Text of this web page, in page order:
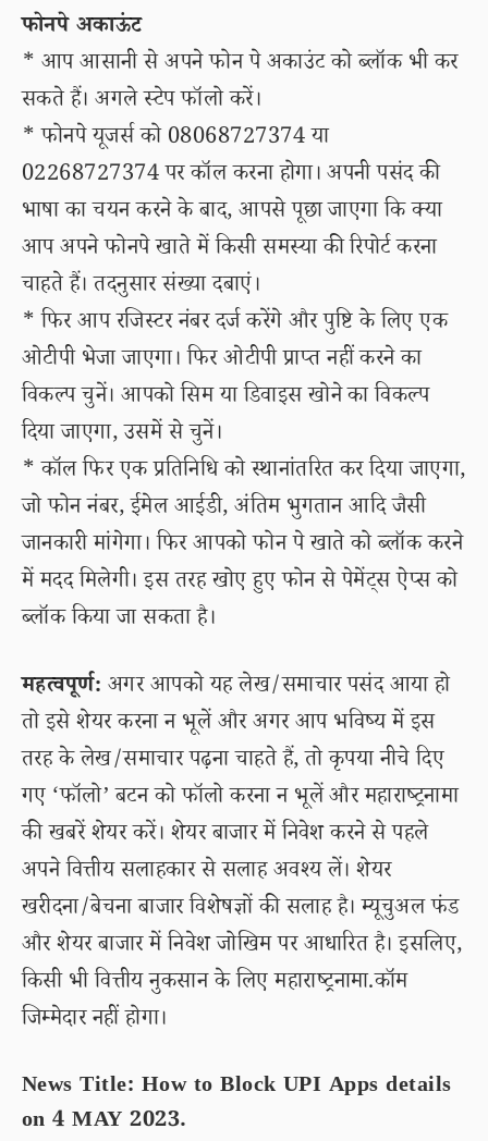
फोनपे अकाऊंट
* आप आसानी से अपने फोन पे अकाउंट को ब्लॉक भी कर
सकते हैं। अगले स्टेप फॉलो करें।
* फोनपे यूजर्स को 08068727374 या
02268727374 पर कॉल करना होगा। अपनी पसंद की
भाषा का चयन करने के बाद, आपसे पूछा जाएगा कि क्या
आप अपने फोनपे खाते में किसी समस्या की रिपोर्ट करना
चाहते हैं। तदनुसार संख्या दबाएं।
* फिर आप रजिस्टर नंबर दर्ज करेंगे और पुष्टि के लिए एक
ओटीपी भेजा जाएगा। फिर ओटीपी प्राप्त नहीं करने का
विकल्प चुनें। आपको सिम या डिवाइस खोने का विकल्प
दिया जाएगा, उसमें से चुनें।
* कॉल फिर एक प्रतिनिधि को स्थानांतरित कर दिया जाएगा,
जो फोन नंबर, ईमेल आईडी, अंतिम भुगतान आदि जैसी
जानकारी मांगेगा। फिर आपको फोन पे खाते को ब्लॉक करने
में मदद मिलेगी। इस तरह खोए हुए फोन से पेमेंट्स ऐप्स को
ब्लॉक किया जा सकता है।
महत्वपूर्ण: अगर आपको यह लेख/समाचार पसंद आया हो
तो इसे शेयर करना न भूलें और अगर आप भविष्य में इस
तरह के लेख/समाचार पढ़ना चाहते हैं, तो कृपया नीचे दिए
गए ‘फॉलो’ बटन को फॉलो करना न भूलें और महाराष्ट्रनामा
की खबरें शेयर करें। शेयर बाजार में निवेश करने से पहले
अपने वित्तीय सलाहकार से सलाह अवश्य लें। शेयर
खरीदना/बेचना बाजार विशेषज्ञों की सलाह है। म्यूचुअल फंड
और शेयर बाजार में निवेश जोखिम पर आधारित है। इसलिए,
किसी भी वित्तीय नुकसान के लिए महाराष्ट्रनामा.कॉम
जिम्मेदार नहीं होगा।
News Title: How to Block UPI Apps details
on 4 MAY 2023.